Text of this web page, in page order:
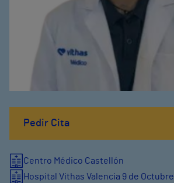
Pedir Cita
Centro Médico Castellón
Hospital Vithas Valencia 9 de Octubre